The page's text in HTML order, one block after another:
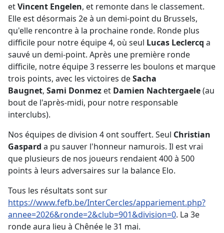
etVincent Engelen, et remonte dans le classement.
Elle est désormais 2e à un demi-point du Brussels,
qu'elle rencontre à la prochaine ronde. Ronde plus
difficile pour notre équipe 4, où seul Lucas Leclercq a
sauvé un demi-point. Après une première ronde
difficile, notre équipe 3 resserre les boulons et marque
trois points, avec les victoires deSacha
Baugnet, Sami Donmez et Damien Nachtergaele(au
bout de l'après-midi, pour notre responsable
interclubs).
Nos équipes de division 4 ont souffert. Seul Christian
Gaspard a pu sauver l'honneur namurois. Il est vrai
que plusieurs de nos joueurs rendaient 400 à 500
points à leurs adversaires sur la balance Elo.
Tous les résultats sont sur
https://www.fefb.be/InterCercles/appariement.php?
annee=2026&ronde=2&club=901&division=0. La 3e
ronde aura lieu à Chênée le 31 mai.